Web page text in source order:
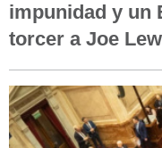
impunidad y un
torcer a Joe